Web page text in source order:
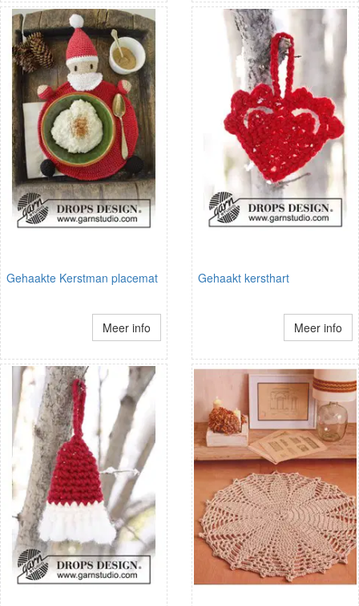
Gehaakte Kerstman placemat
Meer info
Gehaakt kersthart
Meer info